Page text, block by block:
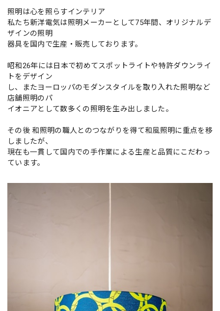
照明は心を照らすインテリア
私たち新洋電気は照明メーカーとして75年間、オリジナルデ
ザインの照明
器具を国内で生産・販売しております。
昭和26年には日本で初めてスポットライトや特許ダウンライ
トをデザイン
し、またヨーロッパのモダンスタイルを取り入れた照明など
店舗照明のパ
イオニアとして数多くの照明を生み出しました。
その後 和照明の職人とのつながりを得て和風照明に重点を移
しましたが、
現在も一貫して国内での手作業による生産と品質にこだわっ
ています。